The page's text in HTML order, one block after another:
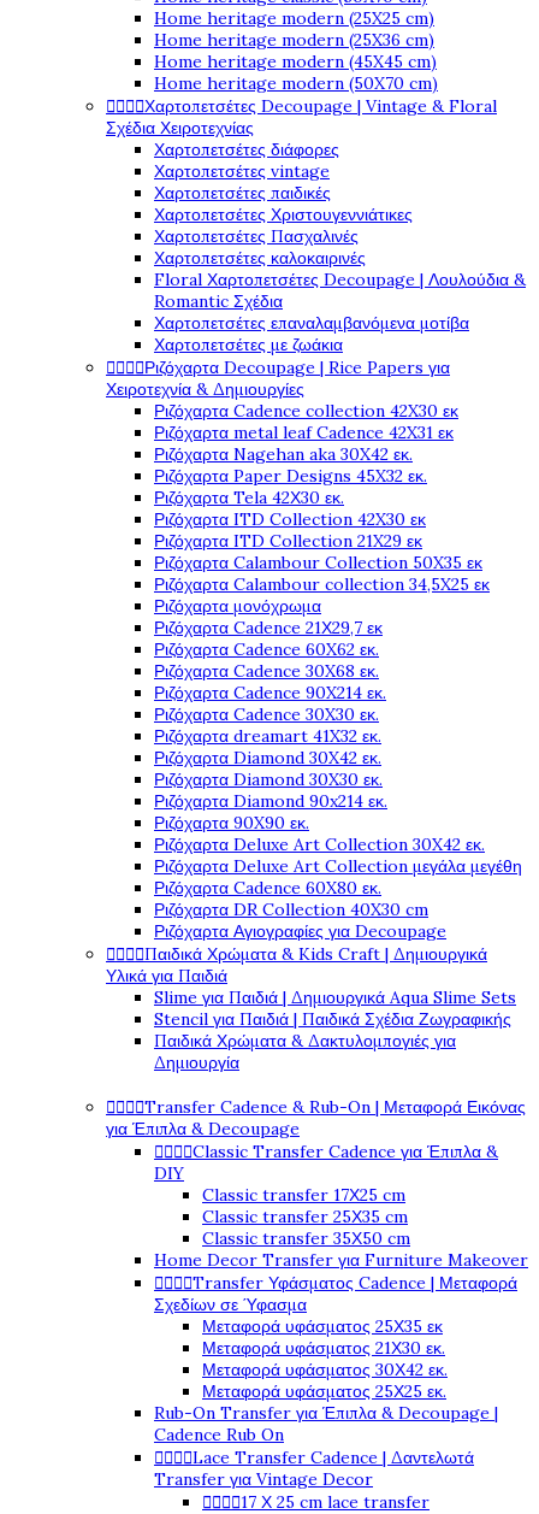
Home heritage modern (25X25 cm)
Home heritage modern (25X36 cm)
Home heritage modern (45X45 cm)
Home heritage modern (50X70 cm)
Χαρτοπετσέτες Decoupage | Vintage & Floral
Σχέδια Χειροτεχνίας
Χαρτοπετσέτες διάφορες
Χαρτοπετσέτες vintage
Χαρτοπετσέτες παιδικές
Χαρτοπετσέτες Χριστουγεννιάτικες
Χαρτοπετσέτες Πασχαλινές
Χαρτοπετσέτες καλοκαιρινές
Floral Χαρτοπετσέτες Decoupage | Λουλούδια &
Romantic Σχέδια
Χαρτοπετσέτες επαναλαμβανόμενα μοτίβα
Χαρτοπετσέτες με ζωάκια
Ριζόχαρτα Decoupage | Rice Papers για
Χειροτεχνία & Δημιουργίες
Ριζόχαρτα Cadence collection 42X30 εκ
Ριζόχαρτα metal leaf Cadence 42X31 εκ
Ριζόχαρτα Nagehan aka 30X42 εκ.
Ριζόχαρτα Paper Designs 45X32 εκ.
Ριζόχαρτα Tela 42Χ30 εκ.
Ριζόχαρτα ITD Collection 42X30 εκ
Ριζόχαρτα ITD Collection 21X29 εκ
Ριζόχαρτα Calambour Collection 50X35 εκ
Ριζόχαρτα Calambour collection 34,5X25 εκ
Ριζόχαρτα μονόχρωμα
Ριζόχαρτα Cadence 21Χ29,7 εκ
Ριζόχαρτα Cadence 60X62 εκ.
Ριζόχαρτα Cadence 30X68 εκ.
Ριζόχαρτα Cadence 90X214 εκ.
Ριζόχαρτα Cadence 30X30 εκ.
Ριζόχαρτα dreamart 41X32 εκ.
Ριζόχαρτα Diamond 30X42 εκ.
Ριζόχαρτα Diamond 30X30 εκ.
Ριζόχαρτα Diamond 90x214 εκ.
Ριζόχαρτα 90X90 εκ.
Ριζόχαρτα Deluxe Art Collection 30X42 εκ.
Ριζόχαρτα Deluxe Art Collection μεγάλα μεγέθη
Ριζόχαρτα Cadence 60X80 εκ.
Ριζόχαρτα DR Collection 40X30 cm
Ριζόχαρτα Αγιογραφίες για Decoupage
Παιδικά Χρώματα & Kids Craft | Δημιουργικά
Υλικά για Παιδιά
Slime για Παιδιά | Δημιουργικά Aqua Slime Sets
Stencil για Παιδιά | Παιδικά Σχέδια Ζωγραφικής
Παιδικά Χρώματα & Δακτυλομπογιές για
Δημιουργία
Transfer Cadence & Rub-On | Μεταφορά Εικόνας
για Έπιπλα & Decoupage
Classic Transfer Cadence για Έπιπλα &
DIY
Classic transfer 17Χ25 cm
Classic transfer 25Χ35 cm
Classic transfer 35Χ50 cm
Home Decor Transfer για Furniture Makeover
Transfer Υφάσματος Cadence | Μεταφορά
Σχεδίων σε Ύφασμα
Μεταφορά υφάσματος 25Χ35 εκ
Μεταφορά υφάσματος 21Χ30 εκ.
Μεταφορά υφάσματος 30Χ42 εκ.
Μεταφορά υφάσματος 25Χ25 εκ.
Rub-On Transfer για Έπιπλα & Decoupage |
Cadence Rub On
Lace Transfer Cadence | Δαντελωτά
Transfer για Vintage Decor
17 Χ 25 cm lace transfer